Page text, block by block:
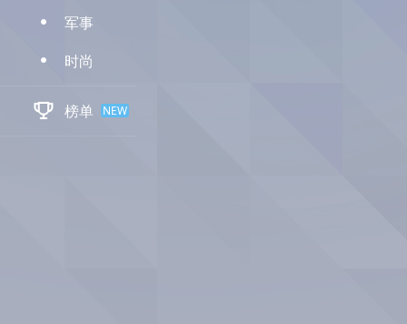
D 军事
D 时尚
 榜单 NEW